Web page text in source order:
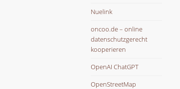
Nuelink
oncoo.de – online
datenschutzgerecht
kooperieren
OpenAI ChatGPT
OpenStreetMap